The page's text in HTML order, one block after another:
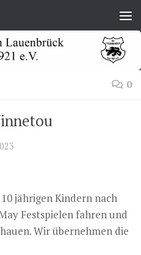
0
jährigen Kindern nach
Festspielen fahren und
Wir übernehmen die